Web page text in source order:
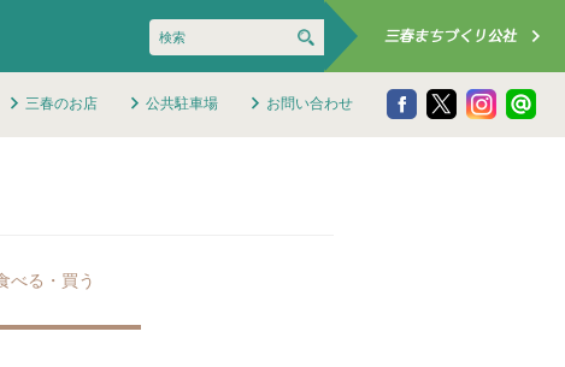
三春のお店 公共駐車場 お問い合わせ
べる・買う